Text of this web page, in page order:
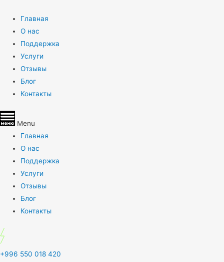
Главная
О нас
Поддержка
Услуги
Отзывы
Блог
Контакты
Menu
Главная
О нас
Поддержка
Услуги
Отзывы
Блог
Контакты
+996 550 018 420